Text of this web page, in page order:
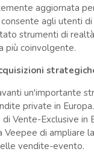
aggiornata
agli utenti
strumenti di
più coinvolgente.
un'importante
private in
Vente-Exclusive
Veepee di ampliare
vendite-evento.